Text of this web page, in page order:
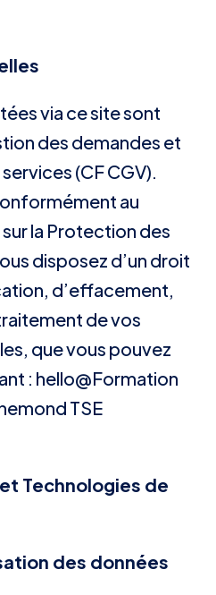
via ce site sont
des demandes et
(CF CGV).
au
la Protection des
disposez d’un droit
d’effacement,
de vos
que vous pouvez
: hello@Formation
TSE
Technologies de
des données